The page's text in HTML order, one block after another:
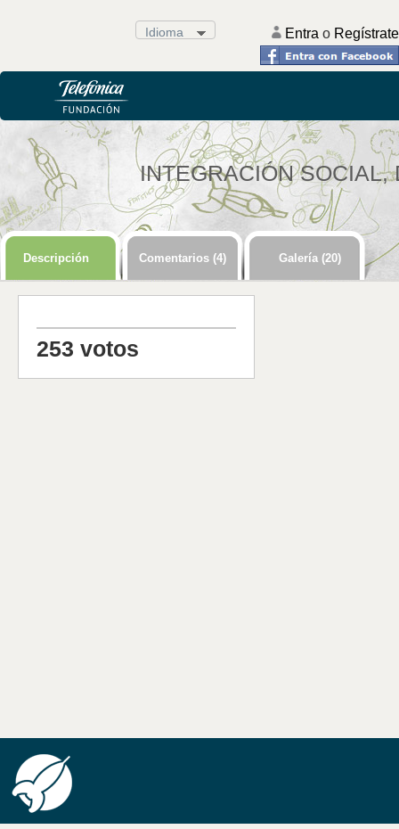
Idioma . Entra o Regístrate
INTEGRACIÓN SOCIAL,
Descripción Comentarios (4) Galería (20)
253 votos